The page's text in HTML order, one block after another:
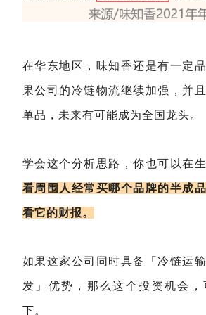
在华东地区，味知香还是有一定
果公司的冷链物流继续加强，并
单品，未来有可能成为全国龙头。
学会这个分析思路，你也可以在
看周围人经常买哪个品牌的半成
看它的财报。
如果这家公司同时具备「冷链运
发」优势，那么这个投资机会，
下。